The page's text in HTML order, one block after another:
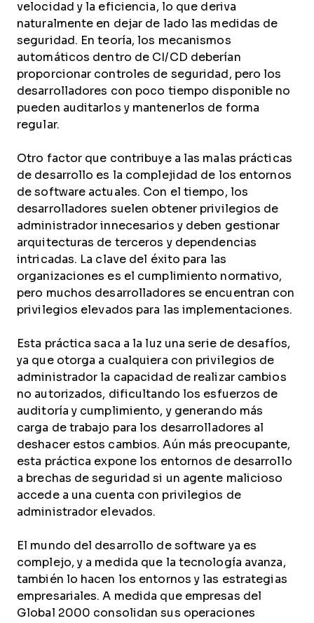
velocidad y la eficiencia, lo que deriva
naturalmente en dejar de lado las medidas de
seguridad. En teoría, los mecanismos
automáticos dentro de CI/CD deberían
proporcionar controles de seguridad, pero los
desarrolladores con poco tiempo disponible no
pueden auditarlos y mantenerlos de forma
regular.
Otro factor que contribuye a las malas prácticas
de desarrollo es la complejidad de los entornos
de software actuales. Con el tiempo, los
desarrolladores suelen obtener privilegios de
administrador innecesarios y deben gestionar
arquitecturas de terceros y dependencias
intricadas. La clave del éxito para las
organizaciones es el cumplimiento normativo,
pero muchos desarrolladores se encuentran con
privilegios elevados para las implementaciones.
Esta práctica saca a la luz una serie de desafíos,
ya que otorga a cualquiera con privilegios de
administrador la capacidad de realizar cambios
no autorizados, dificultando los esfuerzos de
auditoría y cumplimiento, y generando más
carga de trabajo para los desarrolladores al
deshacer estos cambios. Aún más preocupante,
esta práctica expone los entornos de desarrollo
a brechas de seguridad si un agente malicioso
accede a una cuenta con privilegios de
administrador elevados.
El mundo del desarrollo de software ya es
complejo, y a medida que la tecnología avanza,
también lo hacen los entornos y las estrategias
empresariales. A medida que empresas del
Global 2000 consolidan sus operaciones